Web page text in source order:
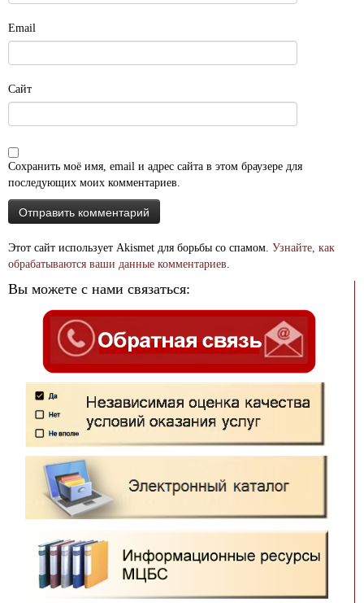
Email
Сайт
Сохранить моё имя, email и адрес сайта в этом браузере для
последующих моих комментариев.
Этот сайт использует Akismet для борьбы со спамом. Узнайте, как
обрабатываются ваши данные комментариев.
Вы можете с нами связаться: